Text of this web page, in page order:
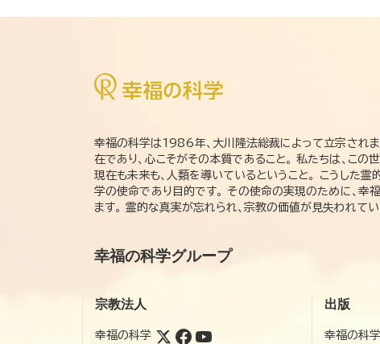
幸福の科学は1986年、大川隆法総裁によって立宗されま
在であり、心こそがその本質であること。 私たちは、こ
現在も未来も、人類を導いているということ。 こうした
学の使命であり目的です。 その使命の実現のために、幸
ます。 霊的な真実が忘れられ、宗教の価値が見失われて
幸福の科学グループ
宗教法人
幸福の科学
出版
幸福の科